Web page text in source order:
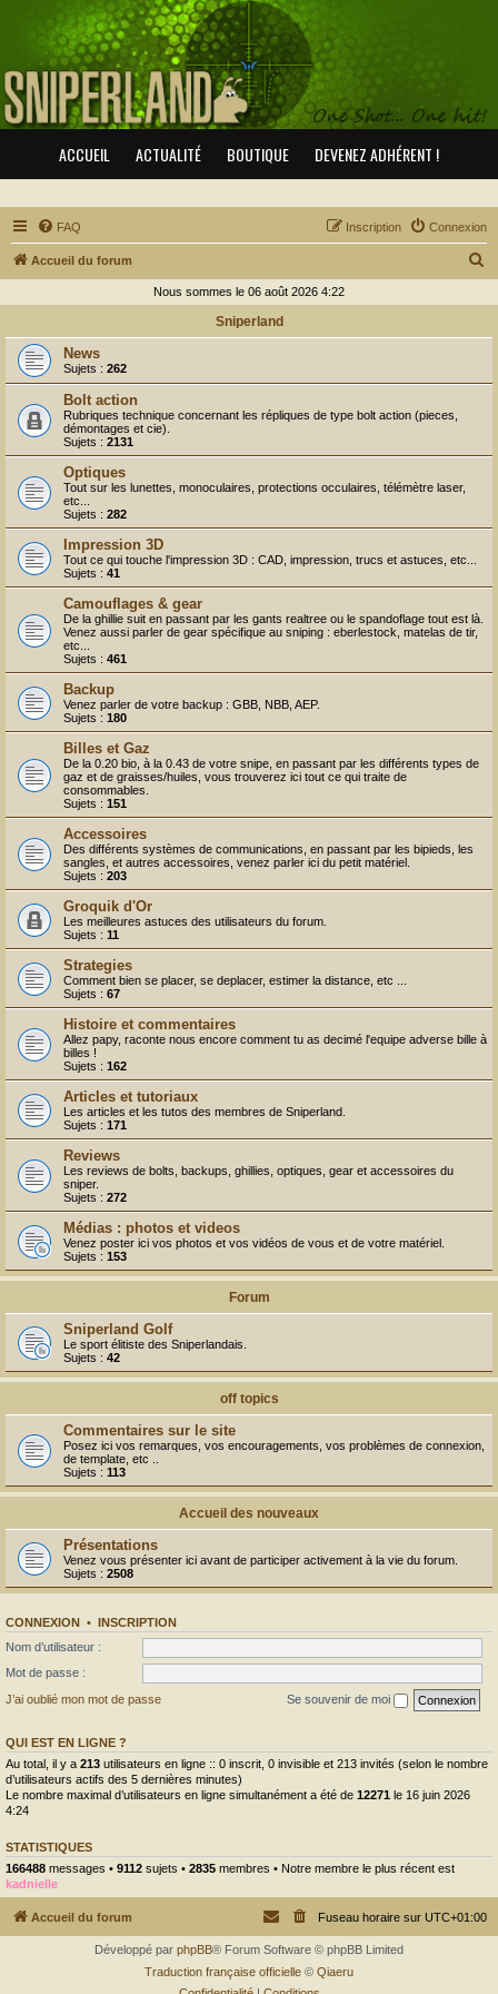
ACCUEIL ACTUALITÉ BOUTIQUE DEVENEZ ADHÉRENT !
FAQ Connexion
Inscription
Accueil du forum
h
Nous sommes le 06 août 2026 4:22
Sniperland
News
Sujets : 262
Bolt action
Rubriques technique concernant les répliques de type bolt action (pieces,
démontages et cie).
Sujets : 2131
Optiques
Tout sur les lunettes, monoculaires, protections occulaires, télémètre laser,
etc...
Sujets : 282
Impression 3D
Tout ce qui touche l'impression 3D : CAD, impression, trucs et astuces, etc...
Sujets : 41
Camouflages & gear
De la ghillie suit en passant par les gants realtree ou le spandoflage tout est là.
Venez aussi parler de gear spécifique au sniping : eberlestock, matelas de tir,
etc...
Sujets : 461
Backup
Venez parler de votre backup : GBB, NBB, AEP.
Sujets : 180
Billes et Gaz
De la 0.20 bio, à la 0.43 de votre snipe, en passant par les différents types de
gaz et de graisses/huiles, vous trouverez ici tout ce qui traite de
consommables.
Sujets : 151
Accessoires
Des différents systèmes de communications, en passant par les bipieds, les
sangles, et autres accessoires, venez parler ici du petit matériel.
Sujets : 203
Groquik d'Or
Les meilleures astuces des utilisateurs du forum.
Sujets : 11
Strategies
Comment bien se placer, se deplacer, estimer la distance, etc ...
Sujets : 67
Histoire et commentaires
Allez papy, raconte nous encore comment tu as decimé l'equipe adverse bille à
billes !
Sujets : 162
Articles et tutoriaux
Les articles et les tutos des membres de Sniperland.
Sujets : 171
Reviews
Les reviews de bolts, backups, ghillies, optiques, gear et accessoires du
sniper.
Sujets : 272
Médias : photos et videos
Venez poster ici vos photos et vos vidéos de vous et de votre matériel.
Sujets : 153
Forum
Sniperland Golf
Le sport élitiste des Sniperlandais.
Sujets : 42
off topics
Commentaires sur le site
Posez ici vos remarques, vos encouragements, vos problèmes de connexion,
de template, etc ..
Sujets : 113
Accueil des nouveaux
Présentations
Venez vous présenter ici avant de participer activement à la vie du forum.
Sujets : 2508
CONNEXION •
INSCRIPTION
Nom d’utilisateur :
Mot de passe :
J’ai oublié mon mot de passe
Se souvenir de moi
QUI EST EN LIGNE ?
Au total, il y a 213 utilisateurs en ligne :: 0 inscrit, 0 invisible et 213 invités (selon le nombre
d’utilisateurs actifs des 5 dernières minutes)
Le nombre maximal d’utilisateurs en ligne simultanément a été de 12271 le 16 juin 2026
4:24
STATISTIQUES
166488 messages • 9112 sujets • 2835 membres • Notre membre le plus récent est
kadnielle
Accueil du forum Fuseau horaire sur UTC+01:00
Développé par phpBB® Forum Software © phpBB Limited
Traduction française officielle © Qiaeru